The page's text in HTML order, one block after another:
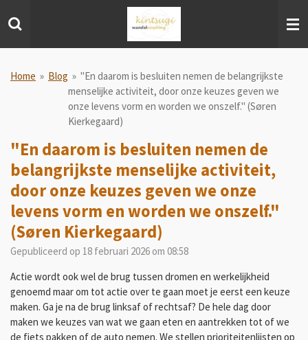
direct
hoofdinhoud
Home » Blog » "En daarom is besluiten nemen de belangrijkste
menselijke activiteit, door onze keuzes geven we
onze levens vorm en worden we onszelf." (Søren
Kierkegaard)
"En daarom is besluiten nemen de
belangrijkste menselijke activiteit,
door onze keuzes geven we onze
levens vorm en worden we onszelf."
(Søren Kierkegaard)
Gepubliceerd op 18 februari 2026 om 08:58
Actie wordt ook wel de brug tussen dromen en werkelijkheid
genoemd maar om tot actie over te gaan moet je eerst een keuze
maken. Ga je na de brug linksaf of rechtsaf? De hele dag door
maken we keuzes van wat we gaan eten en aantrekken tot of we
de fiets pakken of de auto nemen. We stellen prioriteitenlijsten op